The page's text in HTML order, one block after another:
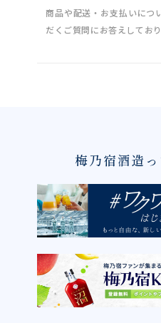
商品や配送・お支払いにつ
だくご質問にお答えしており
梅乃宿酒造